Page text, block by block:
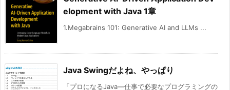
elopment with Java 1章
1.Megabrains 101: Generative AI and LLMs ...
Java Swingだよね、やっぱり
「プロになるJava―仕事で必要なプログラミングの